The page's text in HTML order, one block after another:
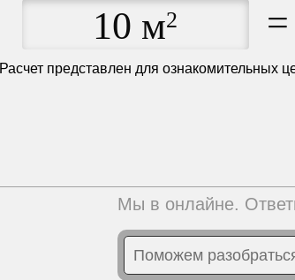
10 м2 =
Расчет представлен для ознакомительных
Мы в онлайне.